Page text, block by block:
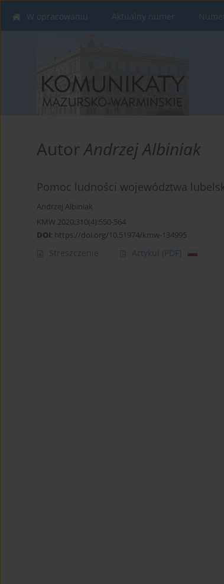
W opracowaniu Aktualny numer
AutorAndrzej Albiniak
Pomoc ludności województwa
Andrzej Albiniak
KMW 2020;310(4):550-564
DOI: https://doi.org/10.51974/kmw-134995
Streszczenie Artykuł (PDF)